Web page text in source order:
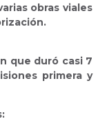
obras viales
que duró casi 7
primera y